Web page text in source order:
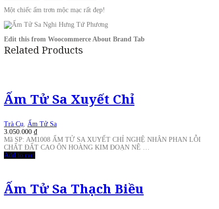
Một chiếc ấm trơn mộc mạc rất đẹp!
Edit this from Woocommerce About Brand Tab
Related Products
Ấm Tử Sa Xuyết Chỉ
Trà Cụ
Ấm Tử Sa
3.050.000 ₫
Mã SP: AM1008 ẤM TỬ SA XUYẾT CHỈ NGHỆ NHÂN PHAN LỖI
CHẤT ĐẤT CAO ÔN HOÀNG KIM ĐOẠN NÊ …
Add to cart
Ấm Tử Sa Thạch Biều